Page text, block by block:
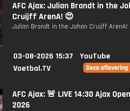
AFC Ajax: Julian Brandt in the
Cruijff ArenA! 😍
Julian Brandt in the Johan Cruijff ArenA!
03-08-2026 15:37
YouTube
Voetbal.TV
AFC Ajax: 🚨 LIVE 14:30 Ajax
2026